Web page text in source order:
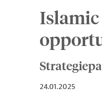
24.01.2025